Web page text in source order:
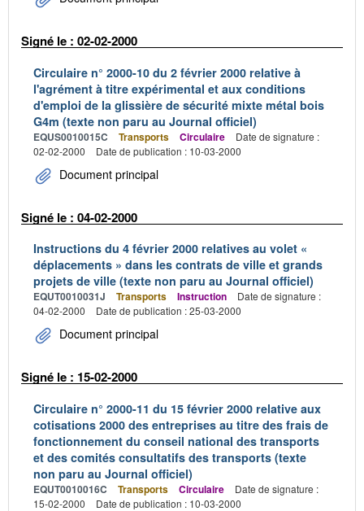
Signé le : 02-02-2000
Circulaire n° 2000-10 du 2 février 2000 relative à
l'agrément à titre expérimental et aux conditions
d'emploi de la glissière de sécurité mixte métal bois
G4m (texte non paru au Journal officiel)
EQUS0010015C Transports Circulaire
Date de signature :
02-02-2000
Date de publication : 10-03-2000
Document principal
Signé le : 04-02-2000
Instructions du 4 février 2000 relatives au volet «
déplacements » dans les contrats de ville et grands
projets de ville (texte non paru au Journal officiel)
EQUT0010031J Transports Instruction
Date de signature :
04-02-2000
Date de publication : 25-03-2000
Document principal
Signé le : 15-02-2000
Circulaire n° 2000-11 du 15 février 2000 relative aux
cotisations 2000 des entreprises au titre des frais de
fonctionnement du conseil national des transports
et des comités consultatifs des transports (texte
non paru au Journal officiel)
EQUT0010016C Transports Circulaire
Date de signature :
15-02-2000
Date de publication : 10-03-2000